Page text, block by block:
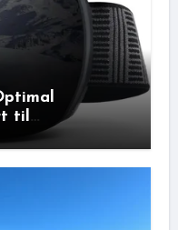
til